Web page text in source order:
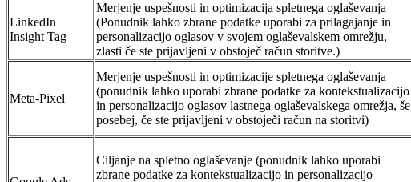
LinkedIn
Insight Tag
Merjenje uspešnosti in optimizacija spletnega oglaševanja
(Ponudnik lahko zbrane podatke uporabi za prilagajanje in
personalizacijo oglasov v svojem oglaševalskem omrežju,
zlasti če ste prijavljeni v obstoječ račun storitve.)
Meta-Pixel
Merjenje uspešnosti in optimizacije spletnega oglaševanja
(ponudnik lahko uporabi zbrane podatke za kontekstualizacijo
in personalizacijo oglasov lastnega oglaševalskega omrežja, še
posebej, če ste prijavljeni v obstoječi račun na storitvi)
Ciljanje na spletno oglaševanje (ponudnik lahko uporabi
zbrane podatke za kontekstualizacijo in personalizacijo